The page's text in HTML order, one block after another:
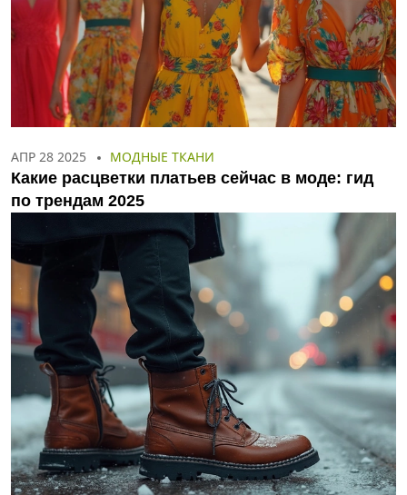
АПР 28 2025 МОДНЫЕ ТКАНИ
Какие расцветки платьев сейчас в моде: гид
по трендам 2025